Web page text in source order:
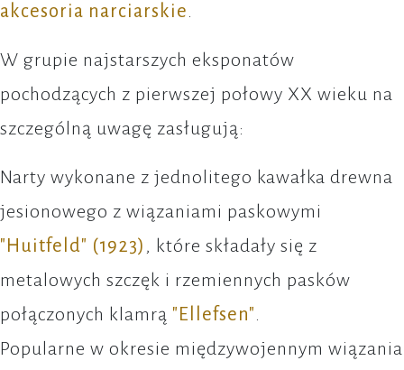
akcesoria narciarskie
W grupie najstarszych eksponatów
pochodzących z pierwszej połowy XX wieku na
szczególną uwagę zasługują:
Narty wykonane z jednolitego kawałka drewna
jesionowego z wiązaniami paskowymi
"Huitfeld" (1923) , które składały się z
metalowych szczęk i rzemiennych pasków
połączonych klamrą "Ellefsen"
Popularne w okresie międzywojennym wiązania